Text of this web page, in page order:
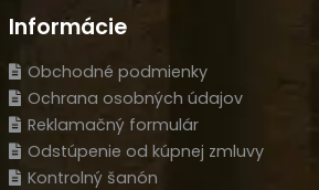
Informácie
Obchodné podmienky
Ochrana osobných údajov
Reklamačný formulár
Odstúpenie od kúpnej zmluvy
Kontrolný šanón